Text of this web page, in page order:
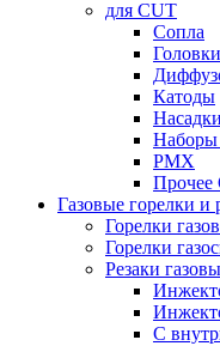
для CUT
Сопла
Катоды
Насадки
Наборы
PMX
Прочее
Газовые горелки и
Горелки
Горелки
Резаки
С